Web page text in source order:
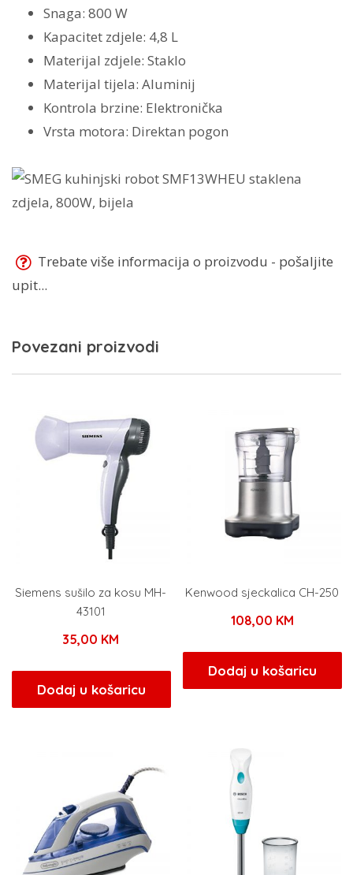
Snaga: 800 W
Kapacitet zdjele: 4,8 L
Materijal zdjele: Staklo
Materijal tijela: Aluminij
Kontrola brzine: Elektronička
Vrsta motora: Direktan pogon
Trebate više informacija o proizvodu - pošaljite
upit...
Povezani proizvodi
Siemens sušilo za kosu MH-
43101
35,00 KM
Dodaj u košaricu
Kenwood sjeckalica CH-250
108,00 KM
Dodaj u košaricu